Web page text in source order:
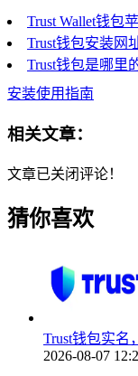
Trust Wallet钱包
Trust钱包安装网
Trust钱包是哪里
安装使用指南
相关文章：
文章已关闭评论！
猜你喜欢
Trust钱包实名
2026-08-07